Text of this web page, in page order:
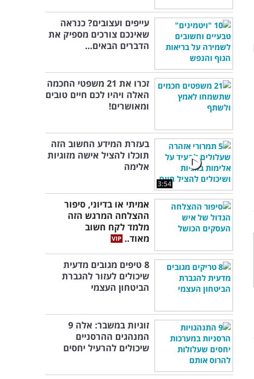
עייפים ועצובים? כנראה
שאינכם צורכים מספיק את
הדברים הבאים...
זכרו את 21 משפטי החכמה
האלה ויהיו לכם חיים טובים
ומאושרים!
3:54
בעזרת המידע החשוב הזה
תוכלו להציל אישה מזוגיות
אלימה
אמיתי או בדיוני, סיפור
ההצלחה המרגש הזה
מלמד לקח חשוב
מאוד..
8 טיפים מגובים מדעית
שיכולים לעזור להגברת
הביטחון העצמי
זוגיות במשבר: אלה 9
המנהגים ההרסניים
שיכולים להרעיל יחסים